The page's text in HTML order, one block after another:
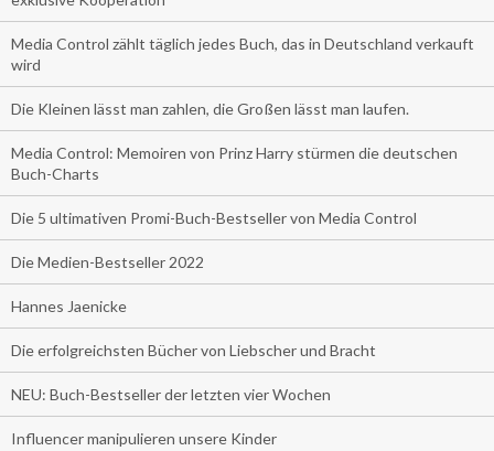
Media Control zählt täglich jedes Buch, das in Deutschland verkauft
wird
Die Kleinen lässt man zahlen, die Großen lässt man laufen.
Media Control: Memoiren von Prinz Harry stürmen die deutschen
Buch-Charts
Die 5 ultimativen Promi-Buch-Bestseller von Media Control
Die Medien-Bestseller 2022
Hannes Jaenicke
Die erfolgreichsten Bücher von Liebscher und Bracht
NEU: Buch-Bestseller der letzten vier Wochen
Influencer manipulieren unsere Kinder